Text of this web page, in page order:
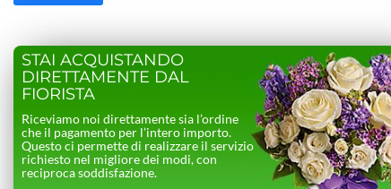
STAI ACQUISTANDO
DIRETTAMENTE DAL
FIORISTA
Riceviamo noi direttamente sia l’ordine
che il pagamento per l’intero importo.
Questo ci permette di realizzare il servizio
richiesto nel migliore dei modi, con
reciproca soddisfazione.